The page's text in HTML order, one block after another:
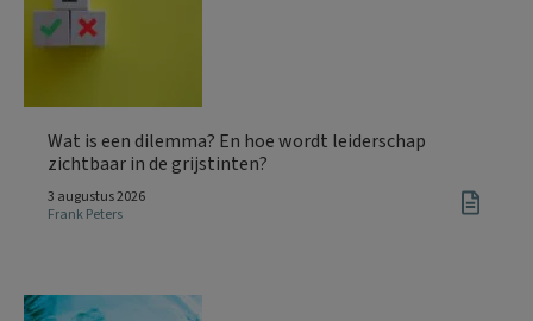
Wat is een dilemma? En hoe wordt leiderschap
zichtbaar in de grijstinten?
3 augustus 2026
Frank Peters